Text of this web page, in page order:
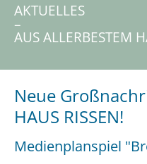
AKTUELLES
–
AUS ALLERBESTEM
Neue
HAUS RISSEN!
Medienplanspiel